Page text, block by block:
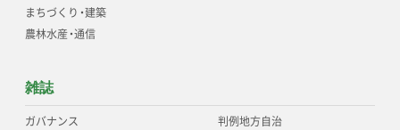
まちづくり・建築
農林水産・通信
雑誌
ガバナンス
判例地方自治